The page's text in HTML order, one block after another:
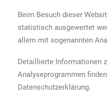
Beim Besuch dieser
statistisch ausgewertet
allem mit sogenannten
Detaillierte Informationen
Analyseprogrammen
Datenschutzerklärung.